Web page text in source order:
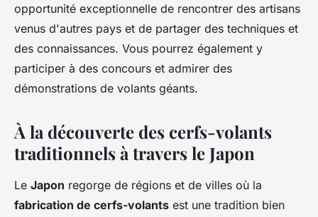
opportunité exceptionnelle de rencontrer des artisans
venus d'autres pays et de partager des techniques et
des connaissances. Vous pourrez également y
participer à des concours et admirer des
démonstrations de volants géants.
À la découverte des cerfs-volants
traditionnels à travers le Japon
Le Japon regorge de régions et de villes où la
fabrication de cerfs-volants est une tradition bien